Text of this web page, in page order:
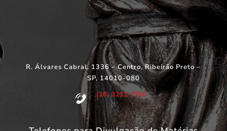
R. Álvares Cabral, 1336 – Centro, Ribeirão Preto –
SP, 14010-080
(16) 3211-7200